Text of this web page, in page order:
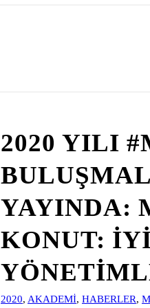
2020 YILI
YAYINDA:
KONUT:
2020, AKADEMI, HABERLER,